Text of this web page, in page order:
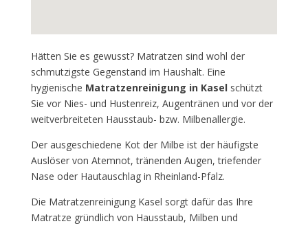
Hätten Sie es gewusst? Matratzen sind wohl der
schmutzigste Gegenstand im Haushalt. Eine
hygienische Matratzenreinigung in Kaselschützt
Sie vor Nies- und Hustenreiz, Augentränen und vor der
weitverbreiteten Hausstaub- bzw. Milbenallergie.
Der ausgeschiedene Kot der Milbe ist der häufigste
Auslöser von Atemnot, tränenden Augen, triefender
Nase oder Hautauschlag in Rheinland-Pfalz.
Die Matratzenreinigung Kasel sorgt dafür das Ihre
Matratze gründlich von Hausstaub, Milben und